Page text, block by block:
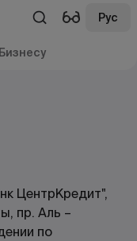
Рус
Бизнесу
ЦентрКредит",
пр. Аль –
по